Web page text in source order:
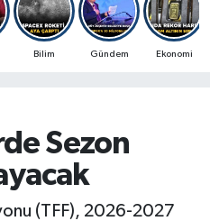
Bilim Gündem Ekonomi
Sezon
(TFF), 2026-2027